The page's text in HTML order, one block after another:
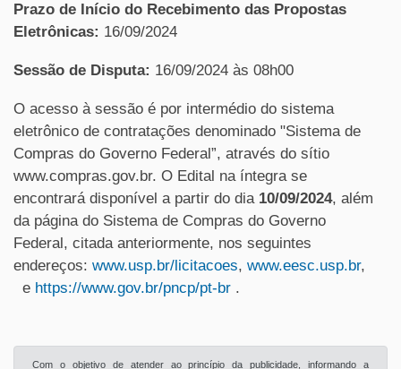
Prazo de Início do Recebimento das Propostas
Eletrônicas: 16/09/2024
Sessão de Disputa: 16/09/2024 às 08h00
O acesso à sessão é por intermédio do sistema
eletrônico de contratações denominado "Sistema de
Compras do Governo Federal”, através do sítio
www.compras.gov.br. O Edital na íntegra se
encontrará disponível a partir do dia 10/09/2024, além
da página do Sistema de Compras do Governo
Federal, citada anteriormente, nos seguintes
endereços: www.usp.br/licitacoes, www.eesc.usp.br,
e https://www.gov.br/pncp/pt-br .
Com o objetivo de atender ao princípio da publicidade, informando a